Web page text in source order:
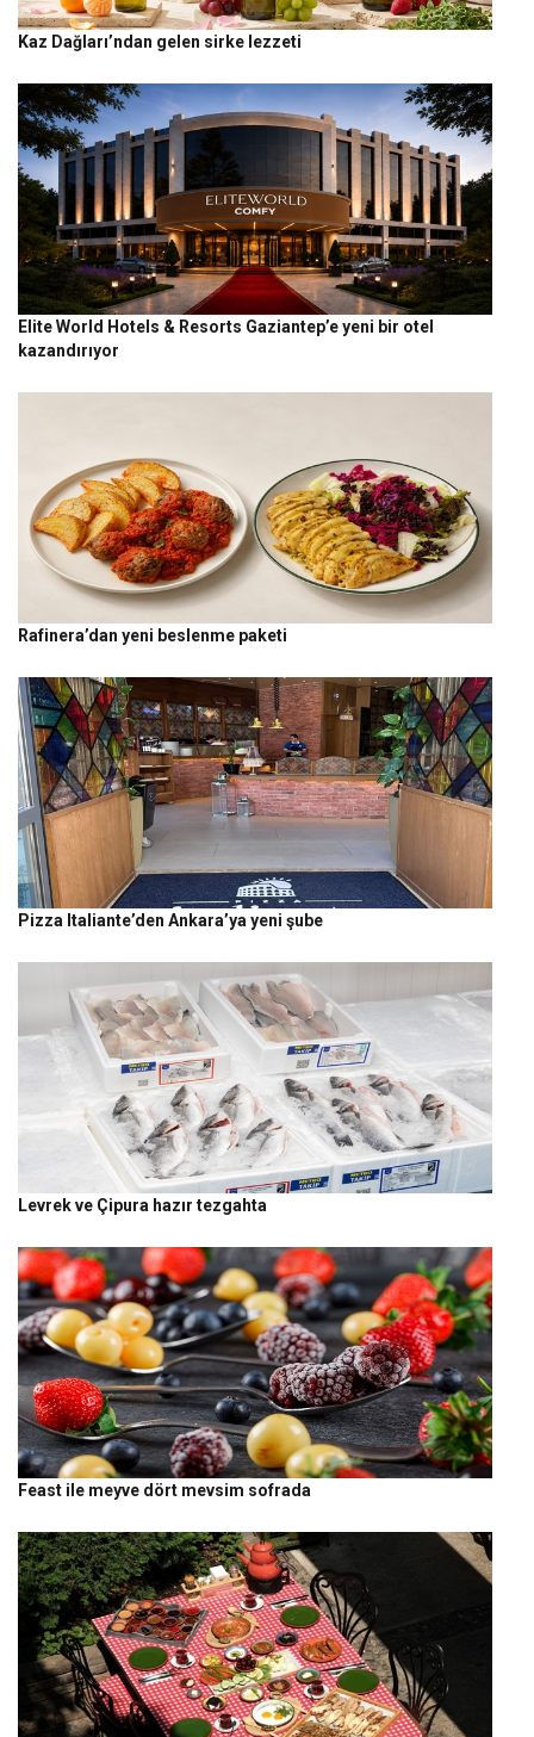
Kaz Dağları’ndan gelen sirke lezzeti
Elite World Hotels & Resorts Gaziantep’e yeni bir otel
kazandırıyor
Rafinera’dan yeni beslenme paketi
Pizza Italiante’den Ankara’ya yeni şube
Levrek ve Çipura hazır tezgahta
Feast ile meyve dört mevsim sofrada